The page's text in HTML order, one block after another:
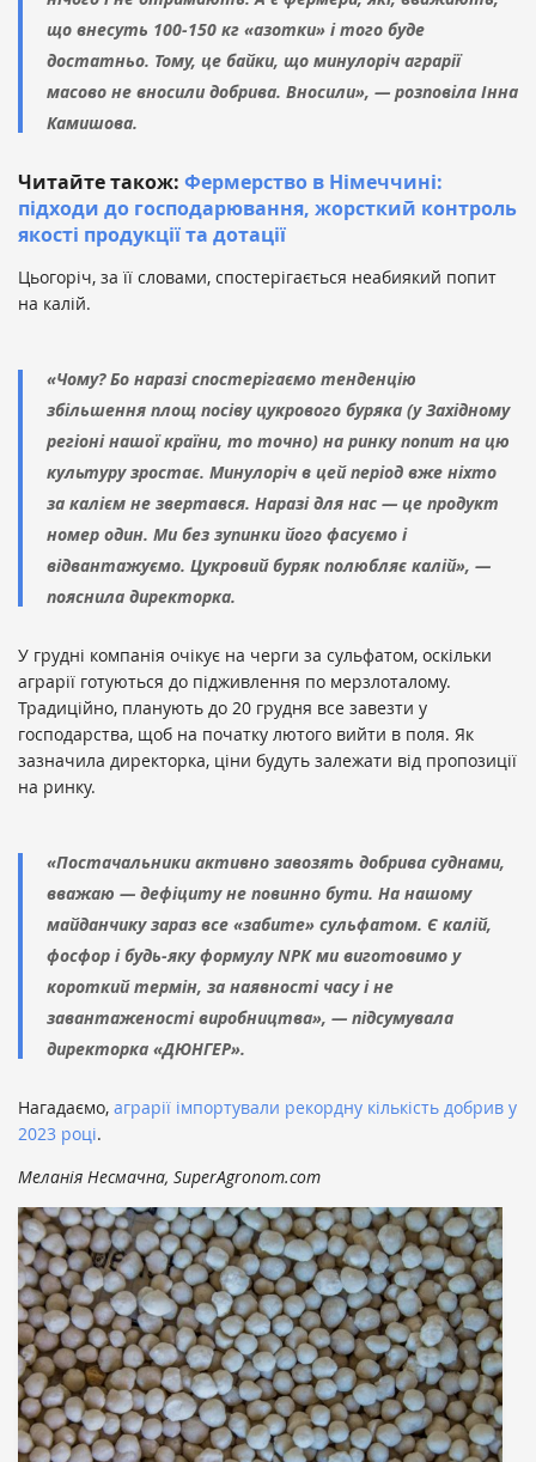
що внесуть 100-150 кг «азотки» і того буде
достатньо. Тому, це байки, що минулоріч аграрії
масово не вносили добрива. Вносили», — розповіла Інна
Камишова.
Читайте також: Фермерство в Німеччині:
підходи до господарювання, жорсткий контроль
якості продукції та дотації
Цьогоріч, за її словами, спостерігається неабиякий попит
на калій.
«Чому? Бо наразі спостерігаємо тенденцію
збільшення площ посіву цукрового буряка (у Західному
регіоні нашої країни, то точно) на ринку попит на цю
культуру зростає. Минулоріч в цей період вже ніхто
за калієм не звертався. Наразі для нас — це продукт
номер один. Ми без зупинки його фасуємо і
відвантажуємо. Цукровий буряк полюбляє калій», —
пояснила директорка.
У грудні компанія очікує на черги за сульфатом, оскільки
аграрії готуються до підживлення по мерзлоталому.
Традиційно, планують до 20 грудня все завезти у
господарства, щоб на початку лютого вийти в поля. Як
зазначила директорка, ціни будуть залежати від пропозиції
на ринку.
«Постачальники активно завозять добрива суднами,
вважаю — дефіциту не повинно бути. На нашому
майданчику зараз все «забите» сульфатом. Є калій,
фосфор і будь-яку формулу NPK ми виготовимо у
короткий термін, за наявності часу і не
завантаженості виробництва», — підсумувала
директорка «ДЮНГЕР».
Нагадаємо, аграрії імпортували рекордну кількість добрив у
2023 році.
Меланія Несмачна, SuperAgronom.com